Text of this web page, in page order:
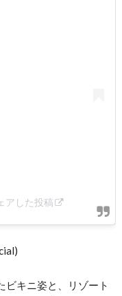
アした投稿
ビキニ姿と、リゾート